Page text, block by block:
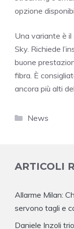
opzione
Una variante è il
Sky. Richiede
buone
fibra. È
ancora più alti
Categorie
News
ARTICOLI
Allarme Milan:
servono tagli e
Daniele Inzoli